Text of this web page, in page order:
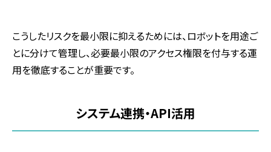
こうしたリスクを最小限に抑えるためには、ロボットを用途ご
とに分けて管理し、必要最小限のアクセス権限を付与する運
用を徹底することが重要です。
システム連携・API活用